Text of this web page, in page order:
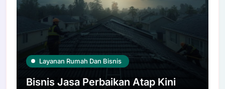
Layanan Rumah Dan Bisnis
Bisnis Jasa Perbaikan Atap Kini